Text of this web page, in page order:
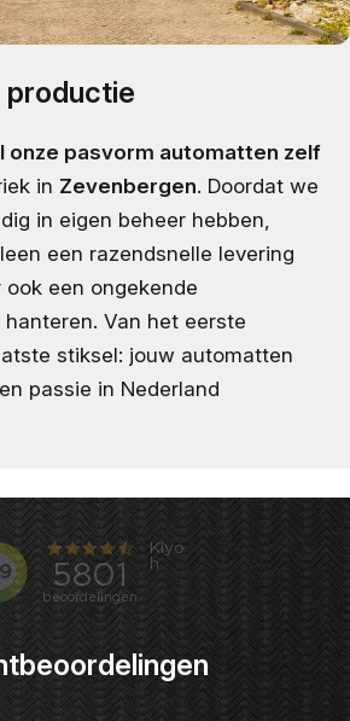
productie
onze pasvorm automatten zelf
in Zevenbergen. Doordat we
in eigen beheer hebben,
een razendsnelle levering
een ongekende
Van het eerste
stiksel: jouw automatten
passie in Nederland